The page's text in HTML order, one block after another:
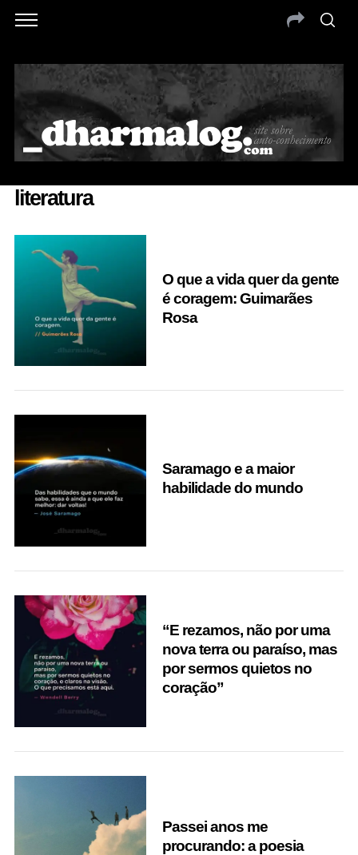
literatura
O que a vida quer da gente
é coragem: Guimarães
Rosa
Saramago e a maior
habilidade do mundo
“E rezamos, não por uma
nova terra ou paraíso, mas
por sermos quietos no
coração”
Passei anos me
procurando: a poesia